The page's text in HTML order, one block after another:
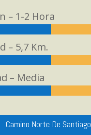
– 1-2 Hora
– 5,7 Km.
– Media
Camino Norte De Santiago